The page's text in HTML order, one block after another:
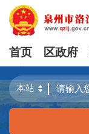
首页 区政府